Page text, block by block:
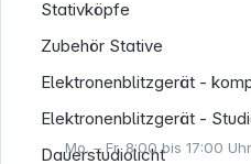
Mo. – Fr. 8:00 bis 17:00
Stativköpfe
Zubehör Stative
Elektronenblitzgerät -
Elektronenblitzgerät -
Dauerstudiolicht